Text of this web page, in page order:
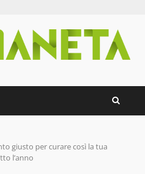
giusto per curare così la tua
l’anno